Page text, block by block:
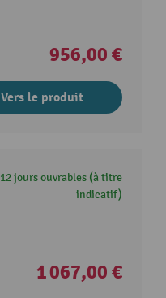
956,00 €
Vers le produit
12 jours ouvrables (à titre
indicatif)
1 067,00 €